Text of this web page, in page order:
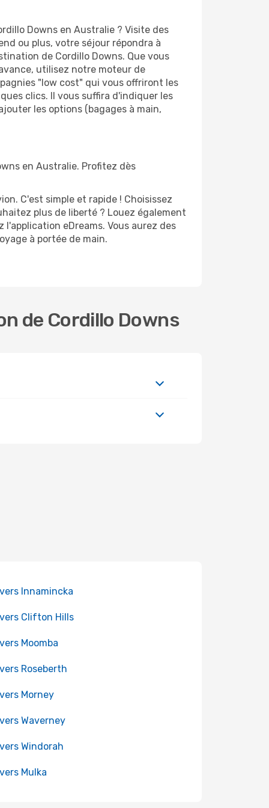
Downs en Australie ? Visite des
ou plus, votre séjour répondra à
de Cordillo Downs. Que vous
utilisez notre moteur de
"low cost" qui vous offriront les
clics. Il vous suffira d'indiquer les
les options (bagages à main,
en Australie. Profitez dès
C'est simple et rapide ! Choisissez
plus de liberté ? Louez également
eDreams. Vous aurez des
à portée de main.
de Cordillo Downs
Innamincka
Clifton Hills
Moomba
Roseberth
Morney
Waverney
Windorah
Mulka